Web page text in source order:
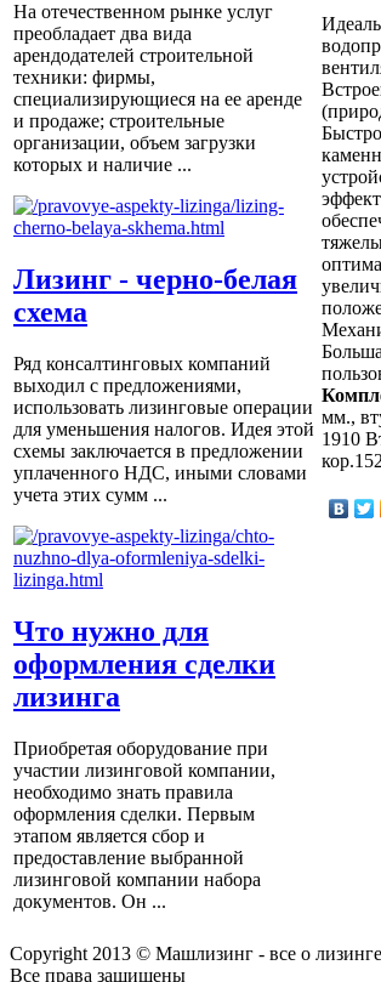
На отечественном рынке услуг
преобладает два вида
арендодателей строительной
техники: фирмы,
специализирующиеся на ее аренде
и продаже; строительные
организации, объем загрузки
которых и наличие ...
Лизинг - черно-белая
схема
Ряд консалтинговых компаний
выходил с предложениями,
использовать лизинговые операции
для уменьшения налогов. Идея этой
схемы заключается в предложении
уплаченного НДС, иными словами
учета этих сумм ...
Что нужно для
оформления сделки
лизинга
Приобретая оборудование при
участии лизинговой компании,
необходимо знать правила
оформления сделки. Первым
этапом является сбор и
предоставление выбранной
лизинговой компании набора
документов. Он ...
мм.,
1910
Copyright 2013 © Машлизинг - все о
Все права защищены